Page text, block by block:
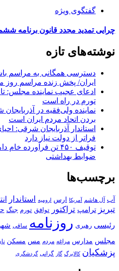
گفتگوی ویژه
چرایی تمدید مجدد قانون برنامه
نوشته‌های تازه
دسترسی همگانی به مراسم
ایران/ پخش زنده مراسم روز
ادعای عجیب نماینده مجلس: تا
تورم در راه است
نماینده ولی‌فقیه در
بردن اتحاد مردم ایران است
استاندار آذربایجان شرقی:
فراتر از دولت نیاز دارد
توقیف ۴۵۰ تن
ضوابط بهداشتی
برچسب‌ها
آب آل هاشم آمریکا ارس ارومیه استاندار
تبریز ترامپ تراکتور توافق تورم جنگ
رئیسی رهبری روزنامه ساقی
مجلس مدارس مراغه مردم مس مسکن
پزشکیان کالابرگ گاز گرانی گردشگری